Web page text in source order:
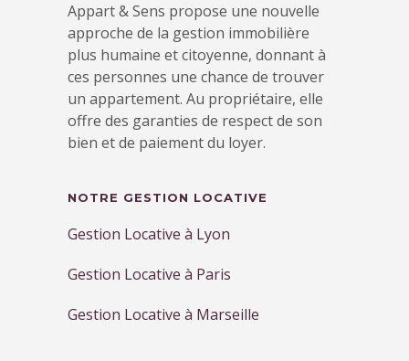
Appart & Sens propose une nouvelle
approche de la gestion immobilière
plus humaine et citoyenne, donnant à
ces personnes une chance de trouver
un appartement. Au propriétaire, elle
offre des garanties de respect de son
bien et de paiement du loyer.
NOTRE GESTION LOCATIVE
Gestion Locative à Lyon
Gestion Locative à Paris
Gestion Locative à Marseille